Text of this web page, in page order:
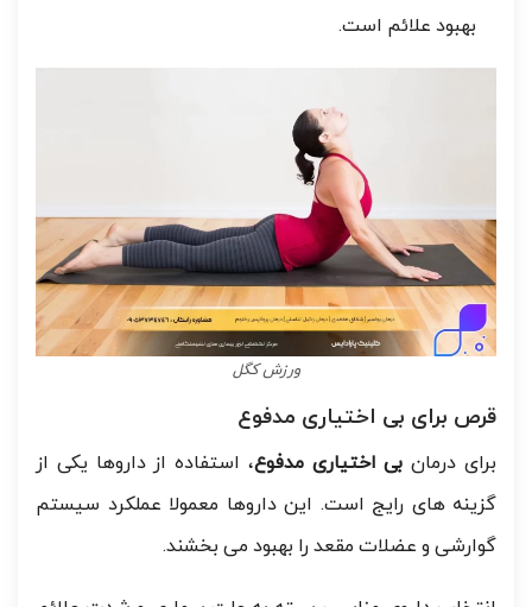
بهبود علائم است.
ورزش کگل
قرص برای بی اختیاری مدفوع
برای درمان بی اختیاری مدفوع، استفاده از داروها یکی از
گزینه های رایج است. این داروها معمولا عملکرد سیستم
گوارشی و عضلات مقعد را بهبود می بخشند.